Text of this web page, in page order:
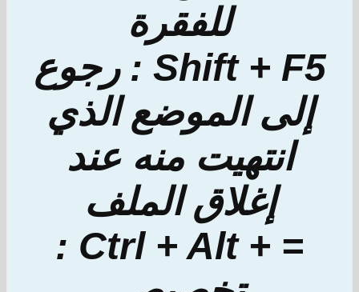
للفقرة
Shift + F5 : رجوع
إلى الموضع الذي
انتهيت منه عند
إغلاق الملف
= + Ctrl + Alt :